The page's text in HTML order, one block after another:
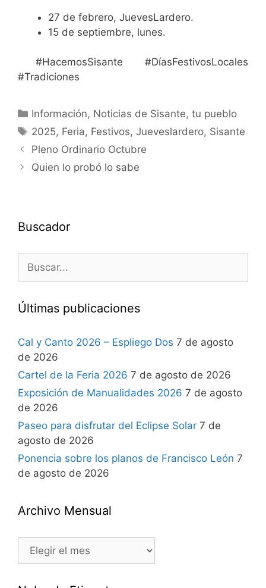
27 de febrero, JuevesLardero.
15 de septiembre, lunes.
#HacemosSisante #DíasFestivosLocales
#Tradiciones
Información, Noticias de Sisante, tu pueblo
2025, Feria, Festivos,Jueveslardero, Sisante
Pleno Ordinario Octubre
Quien lo probó lo sabe
Buscador
Últimas publicaciones
Cal y Canto 2026 – Espliego Dos 7 de agosto
de 2026
Cartel de la Feria 2026 7 de agosto de 2026
Exposición de Manualidades 2026 7 de agosto
de 2026
Paseo para disfrutar del Eclipse Solar 7 de
agosto de 2026
Ponencia sobre los planos de Francisco León 7
de agosto de 2026
Archivo Mensual